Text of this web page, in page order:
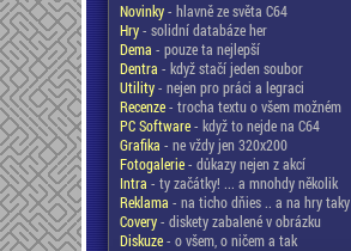
Novinky- hlavně ze světa C64
Hry- solidní databáze her
Dema - pouze ta nejlepší
Dentra - když stačí jeden soubor
Utility- nejen pro práci a legraci
Recenze- trocha textu o všem možném
PC Software- když to nejde na C64
Grafika - ne vždy jen 320x200
Fotogalerie- důkazy nejen z akcí
Intra - ty začátky! ... a mnohdy několik
Reklama - na ticho dňies .. a na hry taky
Covery- diskety zabalené v obrázku
Diskuze- o všem, o ničem a tak